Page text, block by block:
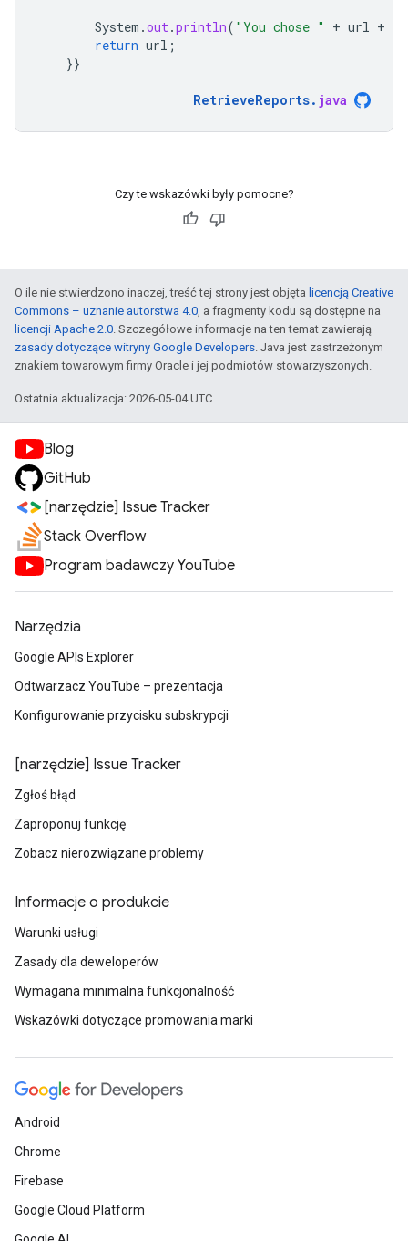
System .out.println( "You chose " + url +
return url ;
}}
RetrieveReports. java
Czy te wskazówki były pomocne?
O ile nie stwierdzono inaczej, treść tej strony jest objęta licencją Creative
Commons – uznanie autorstwa 4.0, a fragmenty kodu są dostępne na
licencji Apache 2.0. Szczegółowe informacje na ten temat zawierają
zasady dotyczące witryny Google Developers. Java jest zastrzeżonym
znakiem towarowym firmy Oracle i jej podmiotów stowarzyszonych.
Ostatnia aktualizacja: 2026-05-04 UTC.
Blog
GitHub
[narzędzie] Issue Tracker
Stack Overflow
Program badawczy YouTube
Narzędzia
Google APIs Explorer
Odtwarzacz YouTube – prezentacja
Konfigurowanie przycisku subskrypcji
[narzędzie] Issue Tracker
Zgłoś błąd
Zaproponuj funkcję
Zobacz nierozwiązane problemy
Informacje o produkcie
Warunki usługi
Zasady dla deweloperów
Wymagana minimalna funkcjonalność
Wskazówki dotyczące promowania marki
Android
Chrome
Firebase
Google Cloud Platform